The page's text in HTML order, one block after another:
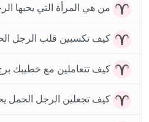
من هي المرأة التي يحبها
كيف تكسبين قلب الرجل
كيف تتعاملين مع خطيبك
كيف تجعلين الرجل الحمل